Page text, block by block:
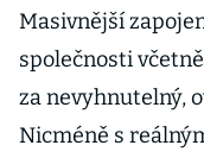
Masivnější
společnosti
za nevyhnutelný,
Nicméně s